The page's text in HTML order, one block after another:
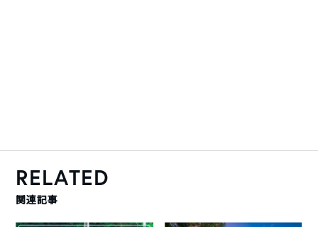
RELATED
関連記事